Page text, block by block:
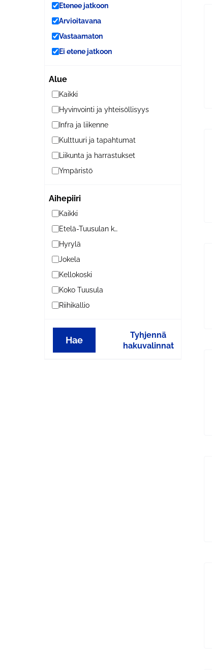
Etenee jatkoon
Arvioitavana
Vastaamaton
Ei etene jatkoon
Alue
Kaikki
Hyvinvointi ja yhteisöllisyys
Infra ja liikenne
Kulttuuri ja tapahtumat
Liikunta ja harrastukset
Ympäristö
Aihepiiri
Kaikki
Etelä-Tuusulan kylät
Hyrylä
Jokela
Kellokoski
Koko Tuusula
Riihikallio
Hae
Tyhjennä
hakuvalinnat